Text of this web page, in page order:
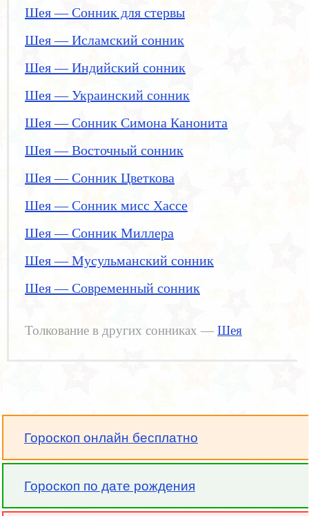
Шея — Сонник для стервы
Шея — Исламский сонник
Шея — Индийский сонник
Шея — Украинский сонник
Шея — Сонник Симона Канонита
Шея — Восточный сонник
Шея — Сонник Цветкова
Шея — Сонник мисс Хассе
Шея — Сонник Миллера
Шея — Мусульманский сонник
Шея — Современный сонник
Толкование в других сонниках — Шея
Гороскоп онлайн бесплатно
Гороскоп по дате рождения